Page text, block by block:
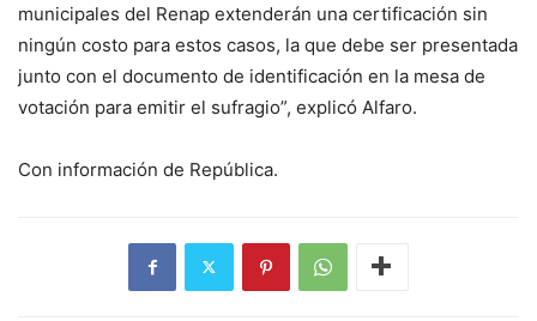
municipales del Renap extenderán una certificación sin
ningún costo para estos casos, la que debe ser presentada
junto con el documento de identificación en la mesa de
votación para emitir el sufragio”, explicó Alfaro.
Con información de República.